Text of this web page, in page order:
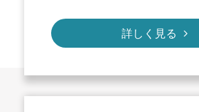
詳しく見る